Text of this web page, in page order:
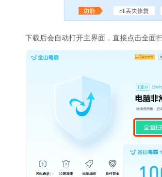
下载后会自动打开主界面，直接点击全面